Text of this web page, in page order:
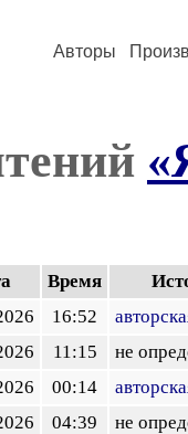
Авторы
Время
16:52
11:15
не
00:14
04:39
не